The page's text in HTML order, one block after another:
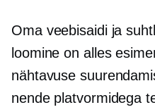
Oma veebisaidi ja
loomine on alles
nähtavuse
nende platvormidega